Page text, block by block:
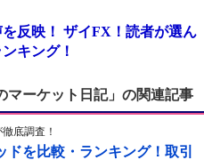
反映！ ザイFX！読者が選ん
キング！
マーケット日記」の関連記事
底調査！
を比較・ランキング！取引